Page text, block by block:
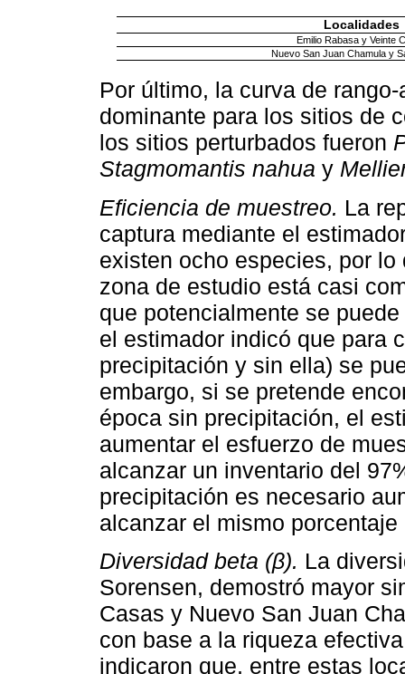
Localidades
Emilio Rabasa y Veinte
Nuevo San Juan Chamula y
Por último, la curva de
dominante para los sitios de
los sitios perturbados fueron
Stagmomantis nahua y
Eficiencia de muestreo. La
captura mediante el
existen ocho especies, por
zona de estudio está casi
que potencialmente se
el estimador indicó que para
precipitación y sin ella) se
embargo, si se pretende
época sin precipitación, el
aumentar el esfuerzo de
alcanzar un inventario del
precipitación es necesario
alcanzar el mismo
Diversidad beta (β). La
Sorensen, demostró mayor
Casas y Nuevo San Juan
con base a la riqueza
indicaron que, entre estas